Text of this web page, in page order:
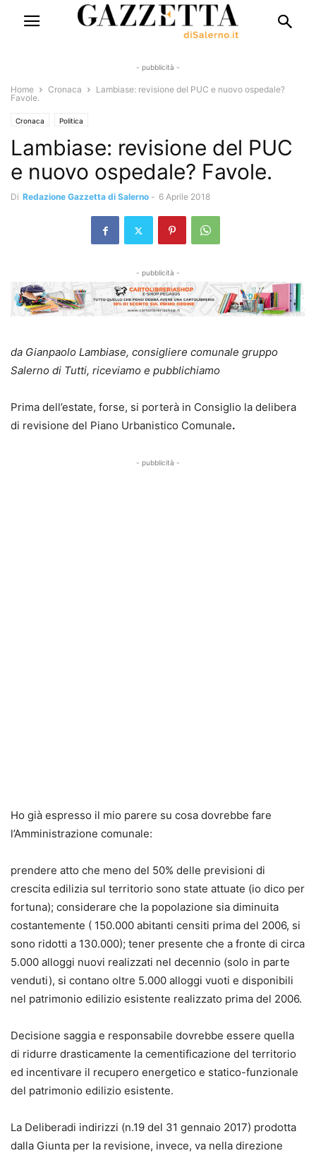
- pubblicità -
Home Cronaca
Lambiase: revisione del PUC e nuovo ospedale?
Favole.
Cronaca Politica
Lambiase: revisione del PUC
e nuovo ospedale? Favole.
Di Redazione Gazzetta di Salerno - 6 Aprile 2018
- pubblicità -
da Gianpaolo Lambiase, consigliere comunale gruppo
Salerno di Tutti, riceviamo e pubblichiamo
Prima dell’estate, forse, si porterà in Consiglio la delibera
di revisione del Piano Urbanistico Comunale.
- pubblicità -
Ho già espresso il mio parere su cosa dovrebbe fare
l’Amministrazione comunale:
prendere atto che meno del 50% delle previsioni di
crescita edilizia sul territorio sono state attuate (io dico per
fortuna); considerare che la popolazione sia diminuita
costantemente ( 150.000 abitanti censiti prima del 2006, si
sono ridotti a 130.000); tener presente che a fronte di circa
5.000 alloggi nuovi realizzati nel decennio (solo in parte
venduti), si contano oltre 5.000 alloggi vuoti e disponibili
nel patrimonio edilizio esistente realizzato prima del 2006.
Decisione saggia e responsabile dovrebbe essere quella
di ridurre drasticamente la cementificazione del territorio
ed incentivare il recupero energetico e statico-funzionale
del patrimonio edilizio esistente.
La Deliberadi indirizzi (n.19 del 31 gennaio 2017) prodotta
dalla Giunta per la revisione, invece, va nella direzione